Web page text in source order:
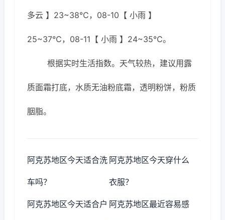
多云 】23~38℃，08-10【 小雨 】
25~37℃，08-11【 小雨 】24~35℃。
根据实时生活指数。天气较热，建议用露
质面霜打底，水质无油粉底霜，透明粉饼，粉质
胭脂。
阿克苏地区今天适合洗
车吗？
阿克苏地区今天穿什么
衣服？
阿克苏地区今天适合户 阿克苏地区最近容易感